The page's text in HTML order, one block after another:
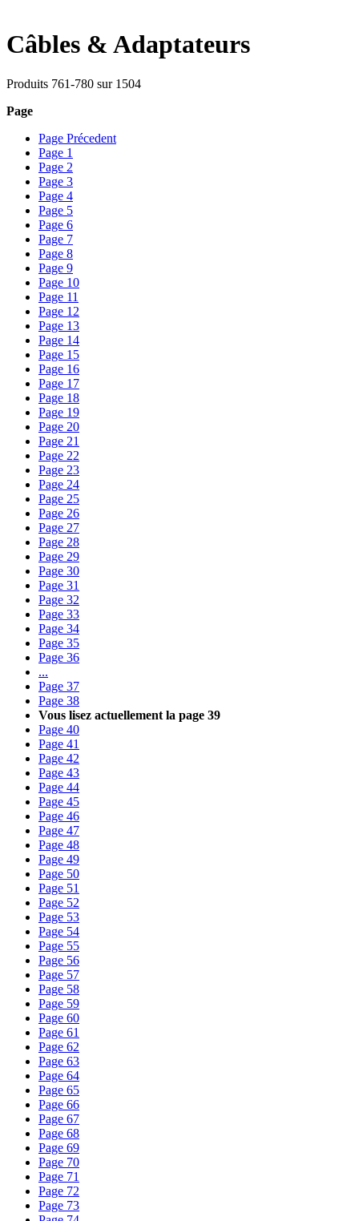
Câbles & Adaptateurs
Produits 761-780 sur 1504
Page
Page Précedent
Page 1
Page 2
Page 3
Page 4
Page 5
Page 6
Page 7
Page 8
Page 9
Page 10
Page 11
Page 12
Page 13
Page 14
Page 15
Page 16
Page 17
Page 18
Page 19
Page 20
Page 21
Page 22
Page 23
Page 24
Page 25
Page 26
Page 27
Page 28
Page 29
Page 30
Page 31
Page 32
Page 33
Page 34
Page 35
Page 36
...
Page 37
Page 38
Vous lisez actuellement la page 39
Page 40
Page 41
Page 42
Page 43
Page 44
Page 45
Page 46
Page 47
Page 48
Page 49
Page 50
Page 51
Page 52
Page 53
Page 54
Page 55
Page 56
Page 57
Page 58
Page 59
Page 60
Page 61
Page 62
Page 63
Page 64
Page 65
Page 66
Page 67
Page 68
Page 69
Page 70
Page 71
Page 72
Page 73